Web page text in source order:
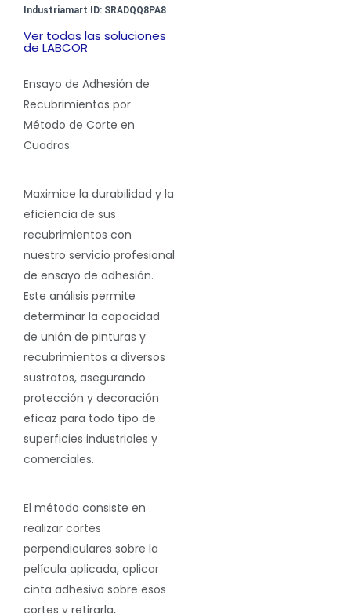
Industriamart ID: SRADQQ8PA8
Ver todas las soluciones
de LABCOR
Ensayo de Adhesión de
Recubrimientos por
Método de Corte en
Cuadros
Maximice la durabilidad y la
eficiencia de sus
recubrimientos con
nuestro servicio profesional
de ensayo de adhesión.
Este análisis permite
determinar la capacidad
de unión de pinturas y
recubrimientos a diversos
sustratos, asegurando
protección y decoración
eficaz para todo tipo de
superficies industriales y
comerciales.
El método consiste en
realizar cortes
perpendiculares sobre la
película aplicada, aplicar
cinta adhesiva sobre esos
cortes y retirarla,